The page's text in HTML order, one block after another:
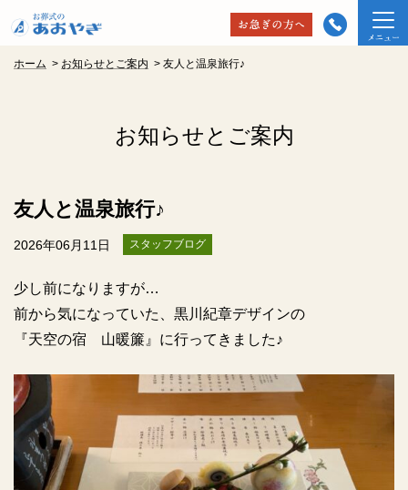
ホーム > お知らせとご案内 > 友人と温泉旅行♪
お知らせとご案内
友人と温泉旅行♪
2026年06月11日 スタッフブログ
少し前になりますが…
前から気になっていた、黒川紀章デザインの
『天空の宿 山暖簾』に行ってきました♪